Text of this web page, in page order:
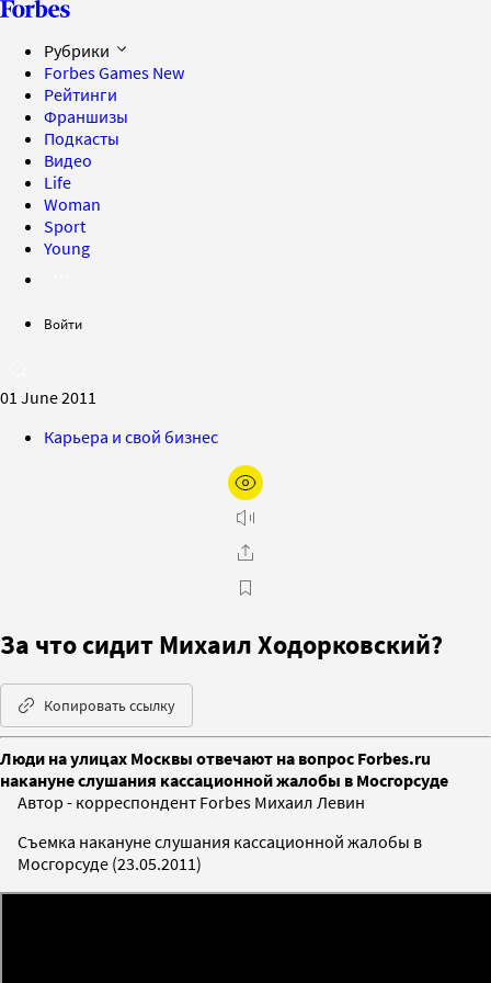
Рубрики
Forbes Games New
Рейтинги
Франшизы
Подкасты
Видео
Life
Woman
Sport
Young
Войти
01 June 2011
Карьера и свой бизнес
За что сидит Михаил Ходорковский?
Копировать ссылку
Люди на улицах Москвы отвечают на вопрос Forbes.ru
накануне слушания кассационной жалобы в Мосгорсуде
Автор - корреспондент Forbes Михаил Левин
Съемка накануне слушания кассационной жалобы в
Мосгорсуде (23.05.2011)